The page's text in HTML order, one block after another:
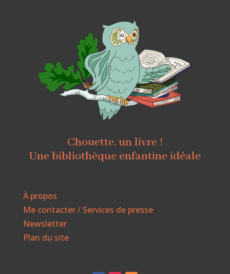
Chouette, un livre !
Une bibliothèque enfantine idéale
À propos
Me contacter / Services de presse
Newsletter
Plan du site